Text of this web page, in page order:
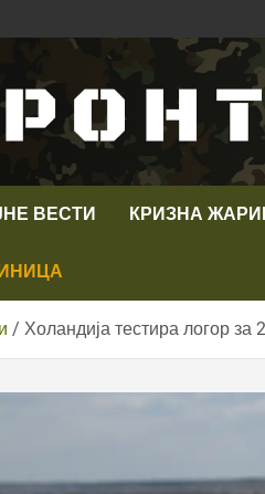
ФРОНТ
ВЕСТИ КРИЗНА
Холандија тестира логор